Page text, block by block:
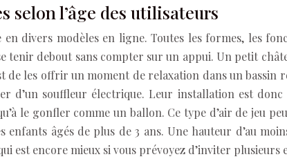
selon l’âge des utilisateurs
en divers modèles en ligne. Toutes les formes, les
tenir debout sans compter sur un appui. Un petit
de les offrir un moment de relaxation dans un
d’un souffleur électrique. Leur installation est
le gonfler comme un ballon. Ce type d’air de jeu
âgés de plus de 3 ans. Une hauteur d’au
est encore mieux si vous prévoyez d’inviter